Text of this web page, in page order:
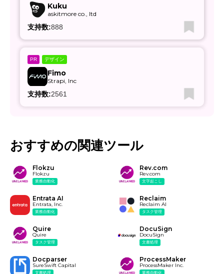
Kuku
askitmore co., ltd
支持数:888
PR デザイン
Fimo
Strapi, Inc
支持数:2561
おすすめの関連ツール
Flokzu
Flokzu
業務自動化
Rev.com
Rev.com
文字起こし
Entrata AI
Entrata, Inc.
業務自動化
Reclaim
Reclaim AI
タスク管理
Quire
Quire
タスク管理
DocuSign
DocuSign
文書処理
Docparser
SureSwift Capital
文書処理
ProcessMaker
ProcessMaker Inc.
業務自動化